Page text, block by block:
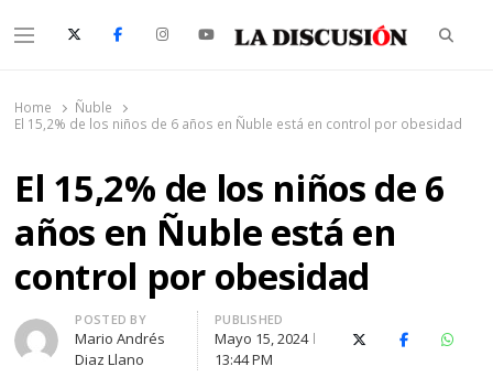
Menu
Home
Ñuble
El 15,2% de los niños de 6 años en Ñuble está en control por obesidad
El 15,2% de los niños de 6
años en Ñuble está en
control por obesidad
Author
POSTED BY
Mario Andrés
Diaz Llano
PUBLISHED
Mayo 15, 2024
13:44 PM
X (Twitter)Facebook